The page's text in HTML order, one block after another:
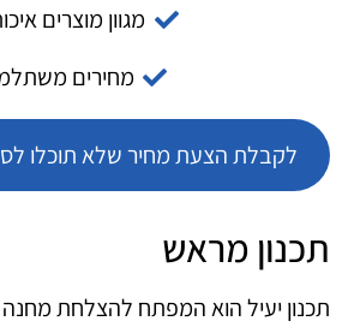
מגוון מוצרים
מחירים
לקבלת הצעת מחיר שלא תוכלו
תכנון מראש
תכנון יעיל הוא המפתח להצלחת